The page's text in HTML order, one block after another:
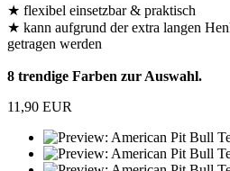
★ flexibel einsetzbar & praktisch
★ kann aufgrund der extra langen
getragen werden
8 trendige Farben zur Auswahl.
11,90 EUR